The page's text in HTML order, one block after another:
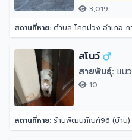
3,019
สถานที่หาย: ตำบล โคกม่วง อำเภอ
สโนว์
สายพันธุ์: แม
10
สถานที่หาย: ร้านพัฒนภัณฑ์96 (บ้าน) ตรงข้างโลตัสระยอง ติดกั